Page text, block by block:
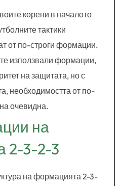
корени в началото
тактики
от по-строги формации.
използвали формации,
на защитата, но с
необходимостта от по-
очевидна.
на
2-3-2-3
на формацията 2-3-